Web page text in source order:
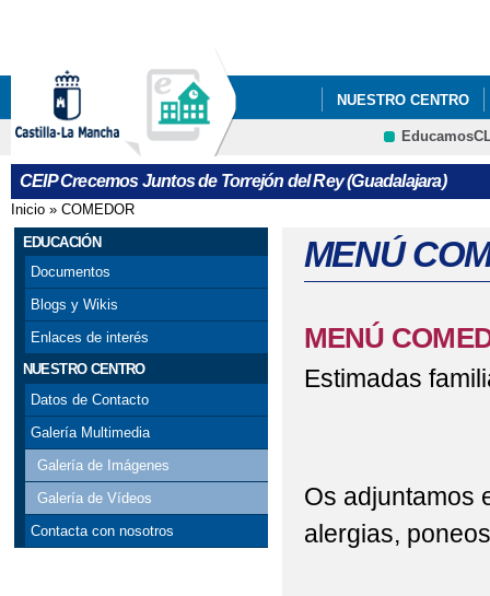
NUESTRO CENTRO
ERASMUS+
CRFP
CEIP Crecemos Juntos de Torrejón del Rey (Guadalajara)
Se encuentra usted aquí
Inicio » COMEDOR
EDUCACIÓN
Documentos
Blogs y Wikis
Enlaces de interés
NUESTRO CENTRO
Datos de Contacto
Galería Multimedia
Galería de Imágenes
Galería de Vídeos
Contacta con nosotros
MENÚ
MENÚ
Estimadas
Os adjuntamos
alergias,